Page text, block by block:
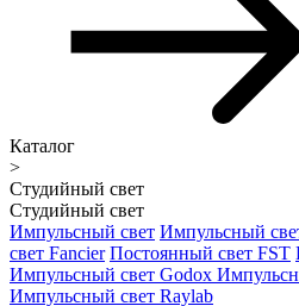
Каталог
>
Студийный свет
Студийный свет
Импульсный свет Импульсный
свет Fancier Постоянный свет FST
Импульсный свет Godox
Импульсный свет Raylab